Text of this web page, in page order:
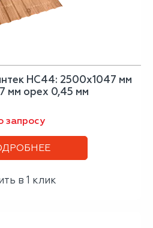
НС44: 2500x1047 мм
мм орех 0,45 мм
запросу
в 1 клик